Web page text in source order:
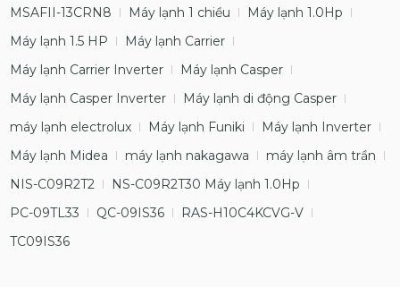
MSAFII-13CRN8
Máy lạnh 1 chiều
Máy lạnh 1.0Hp
Máy lạnh 1.5 HP
Máy lạnh Carrier
Máy lạnh Carrier Inverter
Máy lạnh Casper
Máy lạnh Casper Inverter
Máy lạnh di động Casper
máy lạnh electrolux
Máy lạnh Funiki
Máy lạnh Inverter
Máy lạnh Midea
máy lạnh nakagawa
máy lạnh âm trần
NIS-C09R2T2
NS-C09R2T30 Máy lạnh 1.0Hp
PC-09TL33
QC-09IS36
RAS-H10C4KCVG-V
TC09IS36